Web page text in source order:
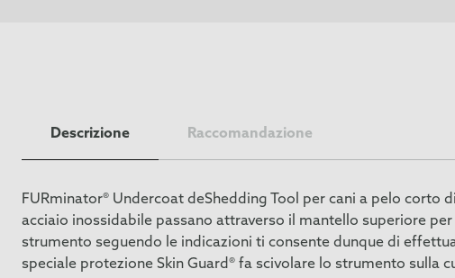
Descrizione Raccomandazione
FURminator® Undercoat deShedding Tool per cani a pelo
acciaio inossidabile passano attraverso il mantello superiore
strumento seguendo le indicazioni ti consente dunque di
speciale protezione Skin Guard® fa scivolare lo strumento